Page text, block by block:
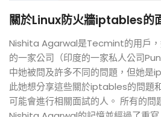
關於Linux防火牆iptables的
Nishita Agarwal是Tecmint的用戶，
的一家公司（印度的一家私人公司
中她被問及許多不同的問題，但她
此她想分享這些關於iptables的問題
可能會進行相關面試的人。 所有的問